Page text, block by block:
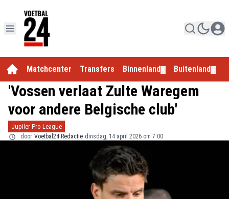
Matchcenter Transfers Binnenland Buitenland
'Vossen verlaat Zulte Waregem
voor andere Belgische club'
Jupiler Pro League
door Voetbal24 Redactie dinsdag, 14 april 2026 om 7:00